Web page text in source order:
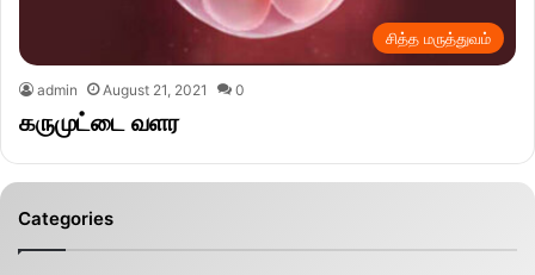
சித்த மருத்துவம்
admin August 21, 2021 0
கருமுட்டை வளர
Categories